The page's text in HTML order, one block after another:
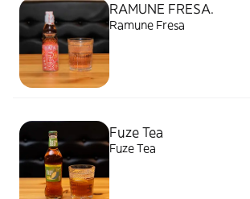
RAMUNE FRESA.
Ramune Fresa
Fuze Tea
Fuze Tea